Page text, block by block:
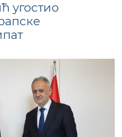
угостио